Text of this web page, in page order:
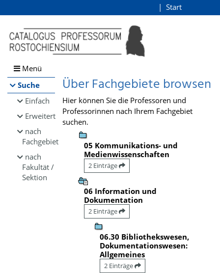
Browsen
direkt zum Inhalt
Start
Menü
Suche
Einfach
Erweitert
nach
Fachgebiet
nach
Fakultät /
Sektion
Über Fachgebiete browsen
Hier können Sie die Professoren und
Professorinnen nach Ihrem Fachgebiet
suchen.
05 Kommunikations- und
Medienwissenschaften
2 Einträge
06 Information und
Dokumentation
2 Einträge
06.30 Bibliothekswesen,
Dokumentationswesen:
Allgemeines
2 Einträge